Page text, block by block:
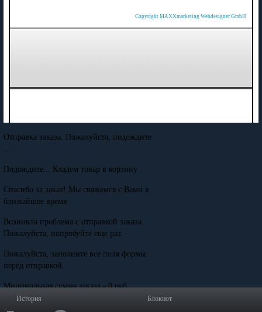
Copyright MAXXmarketing Webdesigner GmbH
История
Блокнот
Отправка заказа. Пожалуйста, подождите
...
Подождите... Кладем товар в корзину
Спасибо за заказ! Мы свяжемся с Вами в
ближайшее время
Возникла проблема с отправкой заказа.
Пожалуйста, попробуйте еще раз.
Пожалуйста, заполните все поля формы
перед отправкой.
Минимальная сумма заказа - 0 руб.